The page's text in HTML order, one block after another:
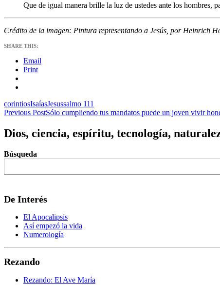
Que de igual manera brille la luz de ustedes ante los hombres,
Crédito de la imagen: Pintura representando a Jesús, por Heinrich
SHARE THIS:
Email
Print
corintiosIsaíasJesussalmo 111
Post
navigation
Previous PostSólo cumpliendo tus mandatos puede un joven vivir
Dios, ciencia, espíritu, tecnología,
Búsqueda
De Interés
El Apocalipsis
Así empezó la vida
Numerología
Rezando
Rezando: El Ave María